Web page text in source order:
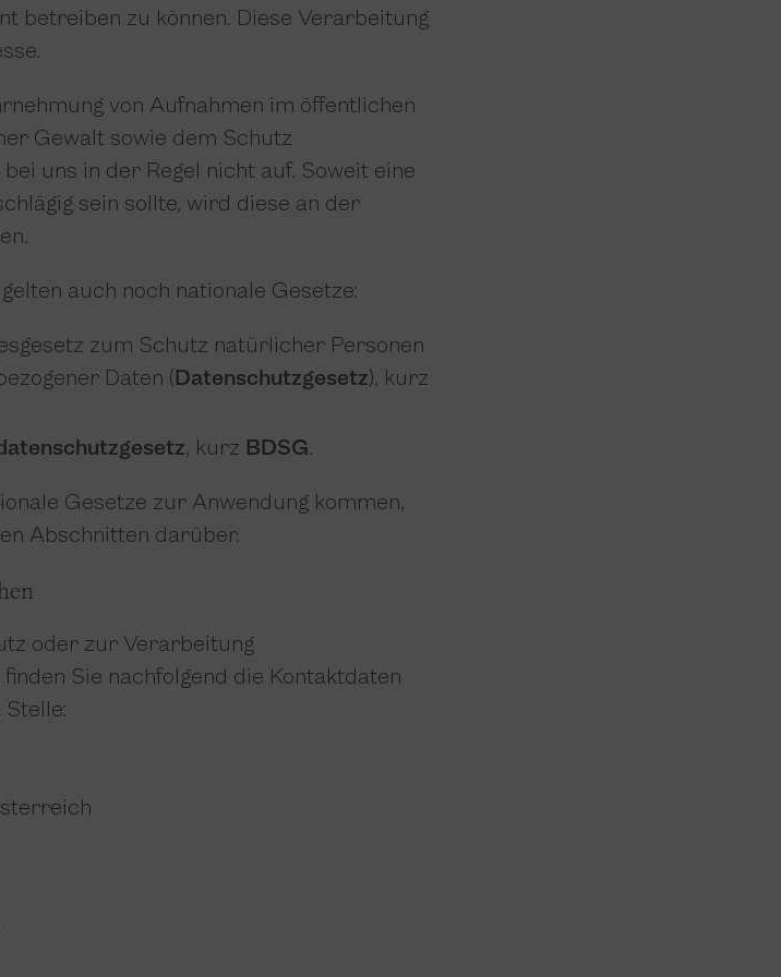
betreiben zu können. Diese Verarbeitung
von Aufnahmen im öffentlichen
Gewalt sowie dem Schutz
uns in der Regel nicht auf. Soweit eine
sein sollte, wird diese an der
auch noch nationale Gesetze:
zum Schutz natürlicher Personen
Daten (Datenschutzgesetz), kurz
, kurz BDSG.
Gesetze zur Anwendung kommen,
Abschnitten darüber.
oder zur Verarbeitung
Sie nachfolgend die Kontaktdaten